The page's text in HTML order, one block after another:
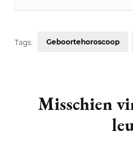
Tags: Geboortehoroscoop
Navigation
Misschien